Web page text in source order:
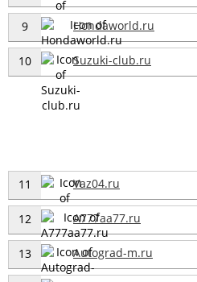
9 Hondaworld.ru
10 Suzuki-club.ru
11 Vaz04.ru
12 A777aa77.ru
13 Autograd-m.ru